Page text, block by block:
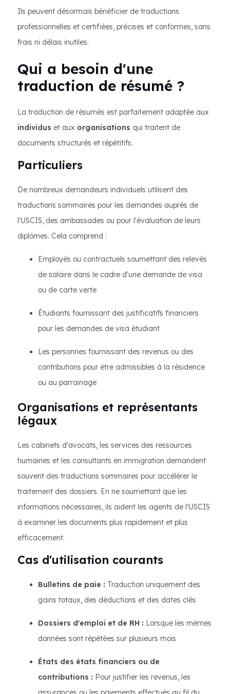
Ils peuvent désormais bénéficier de traductions
professionnelles et certifiées, précises et conformes, sans
frais ni délais inutiles.
Qui a besoin d'une
traduction de résumé ?
La traduction de résumés est parfaitement adaptée aux
individus et aux organisations qui traitent de
documents structurés et répétitifs.
Particuliers
De nombreux demandeurs individuels utilisent des
traductions sommaires pour les demandes auprès de
l'USCIS, des ambassades ou pour l'évaluation de leurs
diplômes. Cela comprend :
Employés ou contractuels soumettant des relevés
de salaire dans le cadre d'une demande de visa
ou de carte verte
Étudiants fournissant des justificatifs financiers
pour les demandes de visa étudiant
Les personnes fournissant des revenus ou des
contributions pour être admissibles à la résidence
ou au parrainage
Organisations et représentants
légaux
Les cabinets d'avocats, les services des ressources
humaines et les consultants en immigration demandent
souvent des traductions sommaires pour accélérer le
traitement des dossiers. En ne soumettant que les
informations nécessaires, ils aident les agents de l'USCIS
à examiner les documents plus rapidement et plus
efficacement.
Cas d'utilisation courants
Bulletins de paie : Traduction uniquement des
gains totaux, des déductions et des dates clés
Dossiers d'emploi et de RH : Lorsque les mêmes
données sont répétées sur plusieurs mois
États des états financiers ou de
contributions : Pour justifier les revenus, les